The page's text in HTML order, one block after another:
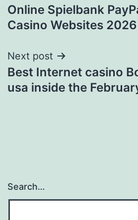
navigation
Online Spielbank
Casino Websites 2026
Next post
Best Internet casino
usa inside the
Search…